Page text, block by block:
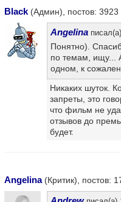
Black (Админ), постов: 3923
Angelina
Понятно).
по темам, ищу...
одном, к
Никаких шуток.
запреты, это
что фильм не
отзывов до
будет.
Angelina(Критик), постов: